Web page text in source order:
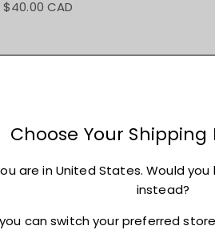
Prix de vente
$40.00 CAD